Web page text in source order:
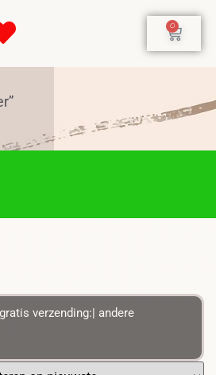
0
verzending:| andere